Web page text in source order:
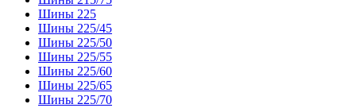
Шины 225
Шины 225/45
Шины 225/50
Шины 225/55
Шины 225/60
Шины 225/65
Шины 225/70